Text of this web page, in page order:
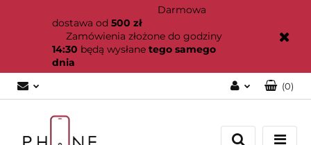
Darmowa
dostawa od 500 zł
Zamówienia złożone do godziny
14:30 będą wysłane tego samego
dnia
Załóż konto
(0)